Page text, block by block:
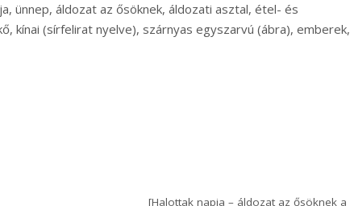
ünnep, áldozat az ősöknek, áldozati asztal, étel- és
kínai (sírfelirat nyelve), szárnyas egyszarvú (ábra), emberek,
[Halottak napja – áldozat az ősöknek a